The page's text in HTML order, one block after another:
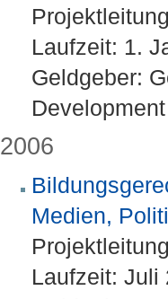
Laufzeit: 1.
Geldgeber:
2006
Medien,
Laufzeit: Juli